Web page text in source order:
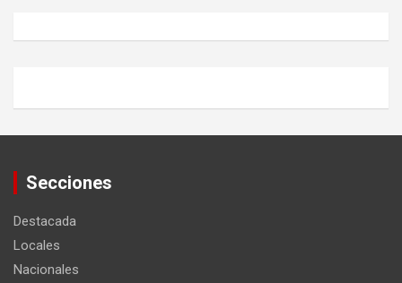
Secciones
Destacada
Locales
Nacionales